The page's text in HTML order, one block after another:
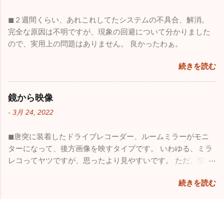
◼︎２週間くらい、あれこれしてたシステムの不具合、解消。
完全な原因は不明ですが、現象の回避について分かりました
ので、実用上の問題はありません。 良かったわぁ。
続きを読む
鏡から映像
- 3月 24, 2022
◼︎唐突に装着したドライブレコーダー、ルームミラーがモニ
ターになって、後方画像を映すタイプです。 いわゆる、ミラ
レコってヤツですが、思ったより見やすいです。 ただ、慣れ
度で見える範囲が変わるわけでもないとか、鏡との違いを感
続きを読む